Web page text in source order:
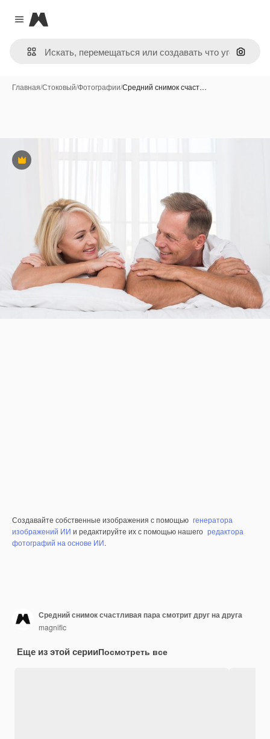
Close menu
Magnific
Поиск
Главная/Стоковый/Фотографии/Средний снимок счаст…
Премиум
Создавайте собственные изображения с помощью генератора
изображений ИИ и редактируйте их с помощью нашего редактора
фотографий на основе ИИ.
Средний снимок счастливая пара смотрит друг на друга
magnific
Еще из этой серииПосмотреть все